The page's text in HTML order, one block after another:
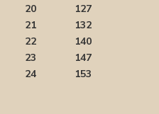
20
127
21
132
22
140
23
147
24
153